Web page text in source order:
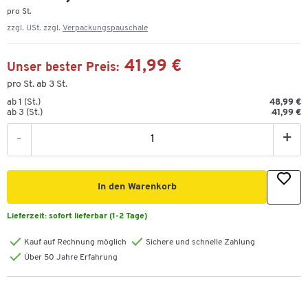
pro St.
zzgl. USt. zzgl. Verpackungspauschale
Unser bester Preis: 41,99 €
pro St. ab 3 St.
ab 1 (St.)
48,99 €
ab 3 (St.)
41,99 €
- +
In den Warenkorb
Lieferzeit: sofort lieferbar (1-2 Tage)
Kauf auf Rechnung möglich
Sichere und schnelle Zahlung
Über 50 Jahre Erfahrung